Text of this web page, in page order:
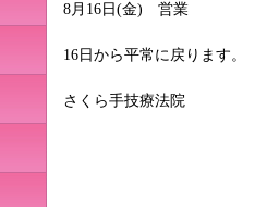
8月16日(金) 営業
16日から平常に戻ります。
さくら手技療法院